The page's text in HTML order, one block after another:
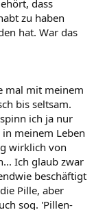
dass
zu haben
hat. War das
mal mit meinem
bis seltsam.
ich ja nur
meinem Leben
wirklich von
Ich glaub zwar
beschäftigt
Pille, aber
sog. 'Pillen-